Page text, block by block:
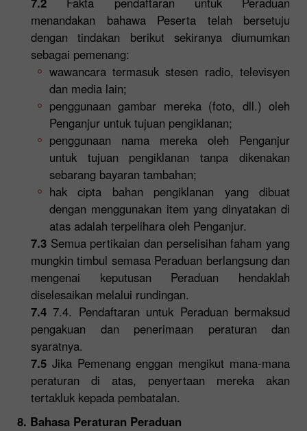
menandakan bahawa Peserta telah bersetuju
dengan tindakan berikut sekiranya diumumkan
sebagai pemenang:
wawancara termasuk stesen radio, televisyen
dan media lain;
penggunaan gambar mereka (foto, dll.) oleh
Penganjur untuk tujuan pengiklanan;
penggunaan nama mereka oleh Penganjur
untuk tujuan pengiklanan tanpa dikenakan
sebarang bayaran tambahan;
hak cipta bahan pengiklanan yang dibuat
dengan menggunakan item yang dinyatakan di
atas adalah terpelihara oleh Penganjur.
7.3 Semua pertikaian dan perselisihan faham yang
mungkin timbul semasa Peraduan berlangsung dan
mengenai keputusan Peraduan hendaklah
diselesaikan melalui rundingan.
7.4 7.4. Pendaftaran untuk Peraduan bermaksud
pengakuan dan penerimaan peraturan dan
syaratnya.
7.5 Jika Pemenang enggan mengikut mana-mana
peraturan di atas, penyertaan mereka akan
tertakluk kepada pembatalan.
8. Bahasa Peraturan Peraduan